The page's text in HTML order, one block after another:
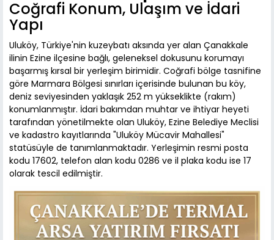
Coğrafi Konum, Ulaşım ve İdari
Yapı
Uluköy, Türkiye'nin kuzeybatı aksında yer alan Çanakkale
ilinin Ezine ilçesine bağlı, geleneksel dokusunu korumayı
başarmış kırsal bir yerleşim birimidir. Coğrafi bölge tasnifine
göre Marmara Bölgesi sınırları içerisinde bulunan bu köy,
deniz seviyesinden yaklaşık 252 m yükseklikte (rakım)
konumlanmıştır. İdari bakımdan muhtar ve ihtiyar heyeti
tarafından yönetilmekte olan Uluköy, Ezine Belediye Meclisi
ve kadastro kayıtlarında "Uluköy Mücavir Mahallesi"
statüsüyle de tanımlanmaktadır. Yerleşimin resmi posta
kodu 17602, telefon alan kodu 0286 ve il plaka kodu ise 17
olarak tescil edilmiştir.